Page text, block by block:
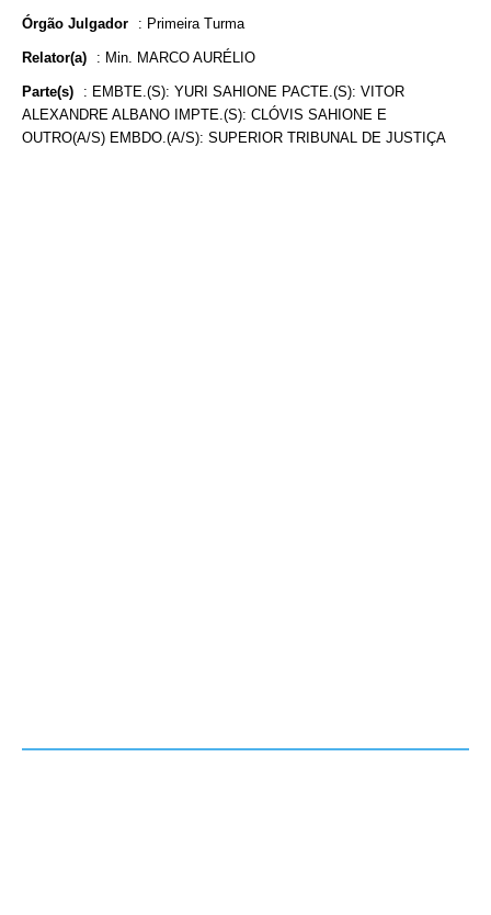
Órgão Julgador : Primeira Turma
Relator(a) : Min. MARCO AURÉLIO
Parte(s) : EMBTE.(S): YURI SAHIONE PACTE.(S): VITOR
ALEXANDRE ALBANO IMPTE.(S): CLÓVIS SAHIONE E
OUTRO(A/S) EMBDO.(A/S): SUPERIOR TRIBUNAL DE JUSTIÇA